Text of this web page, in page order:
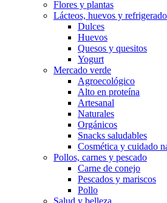
Flores y plantas
Lácteos, huevos y
Dulces
Huevos
Quesos y quesitos
Yogurt
Mercado verde
Agroecológico
Alto en proteína
Artesanal
Naturales
Orgánicos
Snacks saludables
Cosmética y cuidado
Pollos, carnes y pescado
Carne de conejo
Pescados y mariscos
Pollo
Salud y belleza